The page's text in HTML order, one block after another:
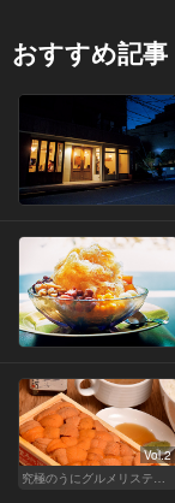
おすすめ記事
Vol.2
究極のうにグルメリスティクル